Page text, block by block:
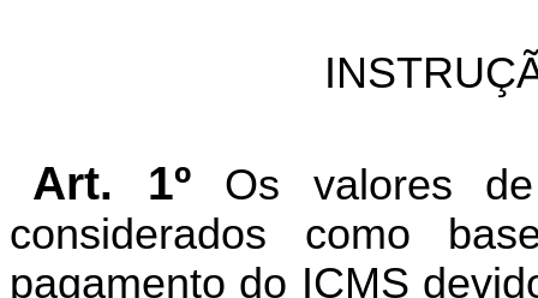
Art. 1ºOs valores de
considerados como
pagamento do ICMS